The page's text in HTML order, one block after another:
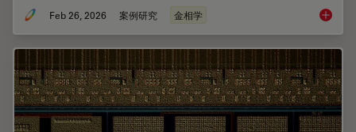
Feb 26, 2026 案例研究 金相学